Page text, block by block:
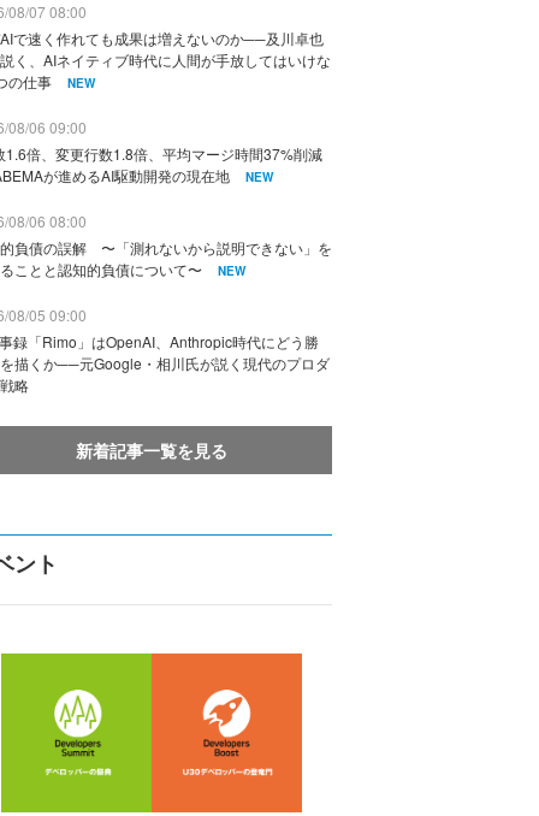
08/07 08:00
で速く作れても成果は増えないのか──及川卓也
く、AIネイティブ時代に人間が手放してはいけな
の仕事
NEW
08/06 09:00
1.6倍、変更行数1.8倍、平均マージ時間37%削減
が進めるAI駆動開発の現在地
NEW
08/06 08:00
負債の誤解 〜「測れないから説明できない」を
ことと認知的負債について〜
NEW
08/05 09:00
録「Rimo」はOpenAI、Anthropic時代にどう勝
描くか──元Google・相川氏が説く現代のプロダ
略
新着記事一覧を見る
ント